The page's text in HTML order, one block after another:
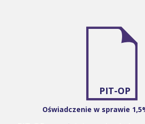
PIT-OP
Oświadczenie w sprawie